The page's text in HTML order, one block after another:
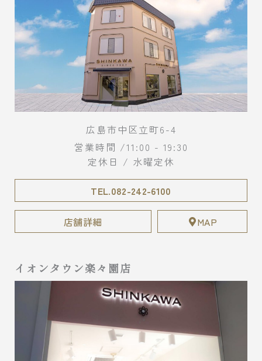
広島市中区立町6-4
営業時間 /11:00 - 19:30
定休日 / 水曜定休
TEL.082-242-6100
店舗詳細 MAP
イオンタウン楽々園店